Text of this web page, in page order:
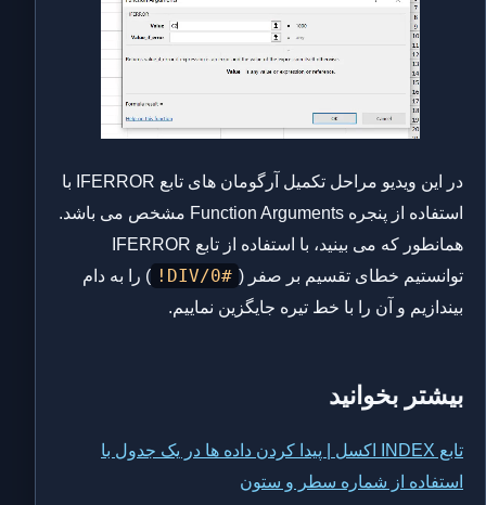
در این ویدیو مراحل تکمیل آرگومان های تابع IFERROR با
استفاده از پنجره Function Arguments مشخص می باشد.
همانطور که می بینید، با استفاده از تابع IFERROR
توانستیم خطای تقسیم بر صفر ( #DIV/0!
) را به دام
بیندازیم و آن را با خط تیره جایگزین نماییم.
بیشتر بخوانید
تابع INDEX اکسل | پیدا کردن داده ها در یک جدول با
استفاده از شماره سطر و ستون